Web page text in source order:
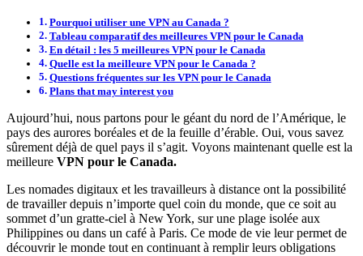
Pourquoi utiliser une VPN au Canada ?
Tableau comparatif des meilleures VPN pour le Canada
En détail : les 5 meilleures VPN pour le Canada
Quelle est la meilleure VPN pour le Canada ?
Questions fréquentes sur les VPN pour le Canada
Plans that may interest you
Aujourd’hui, nous partons pour le géant du nord de l’Amérique, le
pays des aurores boréales et de la feuille d’érable. Oui, vous savez
sûrement déjà de quel pays il s’agit. Voyons maintenant quelle est la
meilleure VPN pour le Canada.
Les nomades digitaux et les travailleurs à distance ont la possibilité
de travailler depuis n’importe quel coin du monde, que ce soit au
sommet d’un gratte-ciel à New York, sur une plage isolée aux
Philippines ou dans un café à Paris. Ce mode de vie leur permet de
découvrir le monde tout en continuant à remplir leurs obligations